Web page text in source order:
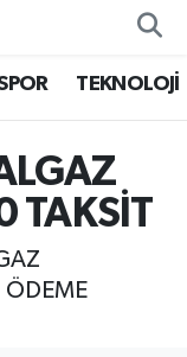
TEKNOLOJİ
TAKSİT
ÖDEME